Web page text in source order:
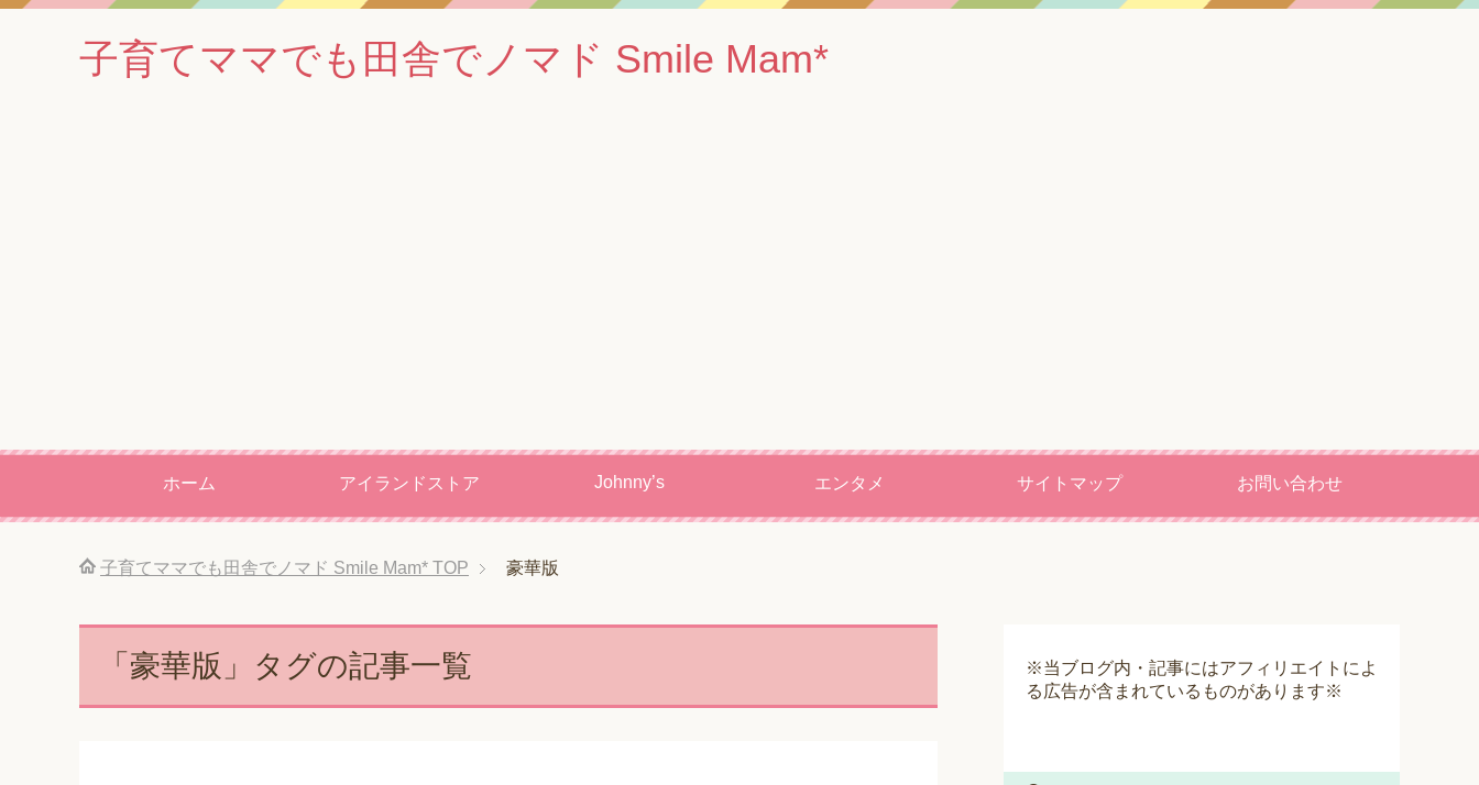
子育てママでも田舎でノマド Smile Mam*
ホーム アイランドストア Johnny’s エンタメ サイトマップ お問い合わせ
子育てママでも田舎でノマド Smile Mam* TOP 豪華版
「豪華版」タグの記事一覧
※当ブログ内・記事にはアフィリエイトによ
る広告が含まれているものがあります※